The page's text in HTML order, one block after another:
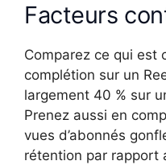
Facteurs
Comparez ce qui est
complétion sur un
largement 40 % sur
Prenez aussi en
vues d’abonnés
rétention par rapport